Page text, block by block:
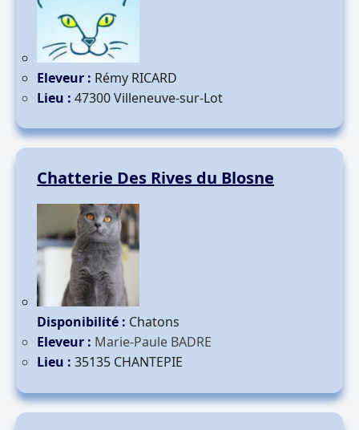
Eleveur : Rémy RICARD
Lieu :47300 Villeneuve-sur-Lot
Chatterie Des Rives du Blosne
Disponibilité : Chatons
Eleveur : Marie-Paule BADRE
Lieu :35135 CHANTEPIE